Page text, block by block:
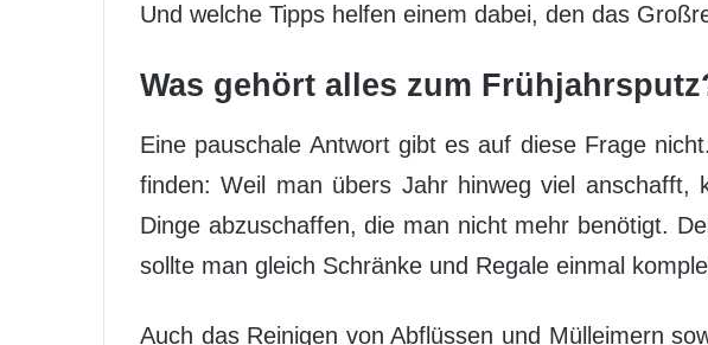
Und welche Tipps helfen einem dabei, den das
Was gehört alles zum
Eine pauschale Antwort gibt es auf diese Frage
finden: Weil man übers Jahr hinweg viel
Dinge abzuschaffen, die man nicht mehr benötigt.
sollte man gleich Schränke und Regale einmal
Auch das Reinigen von Abflüssen und Mülleimern